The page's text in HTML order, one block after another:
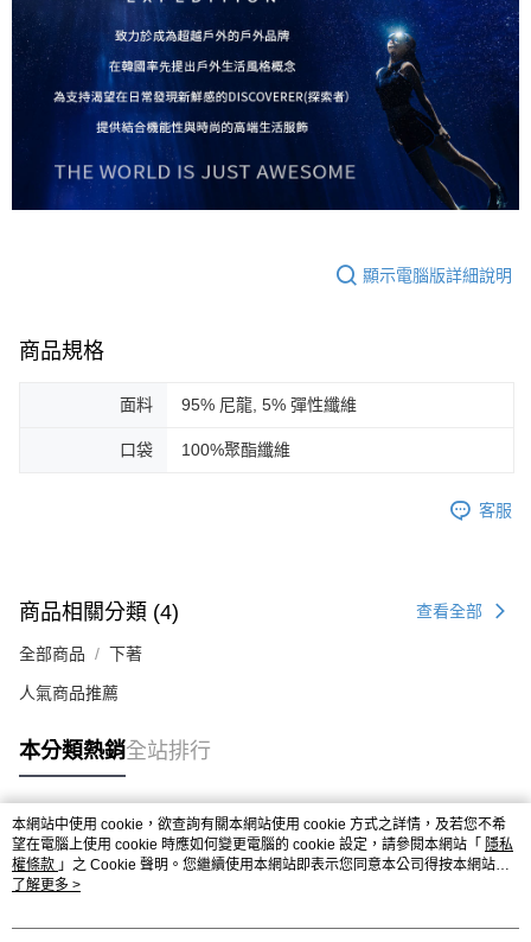
顯示電腦版詳細說明
商品規格
面料 95% 尼龍, 5% 彈性纖維
口袋 100%聚酯纖維
客服
商品相關分類 (4) 查看全部
全部商品 下著
人氣商品推薦
本分類熱銷全站排行
熱門標籤
本網站中使用 cookie，欲查詢有關本網站使用 cookie 方式之詳情，及若您不希
望在電腦上使用 cookie 時應如何變更電腦的 cookie 設定，請參閱本網站「 隱私
權條款 」之 Cookie 聲明。您繼續使用本網站即表示您同意本公司得按本網站使
用條款之 Cookie 聲明使用 cookie。
了解更多 >